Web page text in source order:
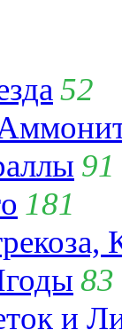
52
91
181
83
и